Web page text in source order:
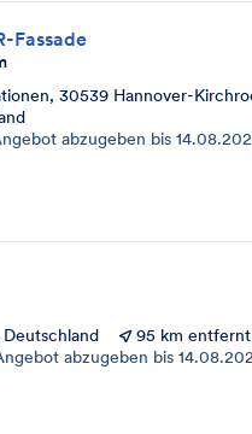
Fassade
30539 Hannover-
abzugeben bis
95 km entfernt
abzugeben bis